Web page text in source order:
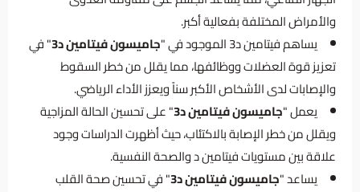
والأمراض المختلفة بفعالية أكبر.
يساهم فيتامين د3 الموجود في "
جاميسون فيتامين د3 " في
تعزيز قوة العضلات ووظائفها، مما يقلل من خطر السقوط
والإصابات لدى الأشخاص الأكبر سناً ويعزز الأداء الرياضي.
يعمل "جاميسون فيتامين د3 " على تحسين الحالة المزاجية
ويقلل من خطر الإصابة بالاكتئاب، حيث أظهرت الدراسات وجود
علاقة بين مستويات فيتامين د والصحة النفسية.
يساعد "جاميسون فيتامين د3 " في تحسين صحة القلب